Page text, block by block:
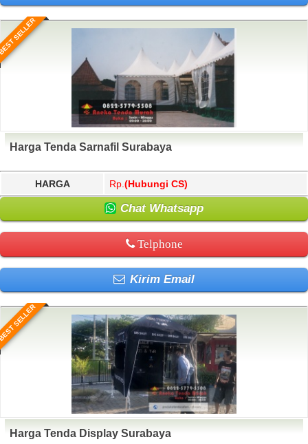
SELLER
Harga Tenda Sarnafil Surabaya
HARGA Rp. (Hubungi CS)
Chat Whatsapp
Telphone
Kirim Email
SELLER
Harga Tenda Display Surabaya